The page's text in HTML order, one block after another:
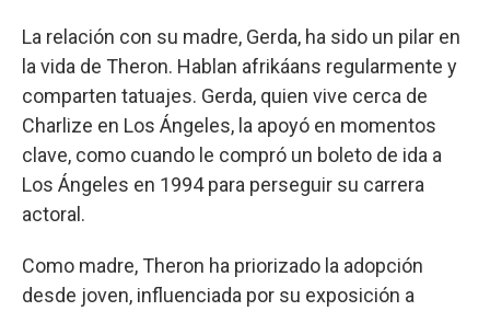
La relación con su madre, Gerda, ha sido un pilar en
la vida de Theron. Hablan afrikáans regularmente y
comparten tatuajes. Gerda, quien vive cerca de
Charlize en Los Ángeles, la apoyó en momentos
clave, como cuando le compró un boleto de ida a
Los Ángeles en 1994 para perseguir su carrera
actoral.
Como madre, Theron ha priorizado la adopción
desde joven, influenciada por su exposición a